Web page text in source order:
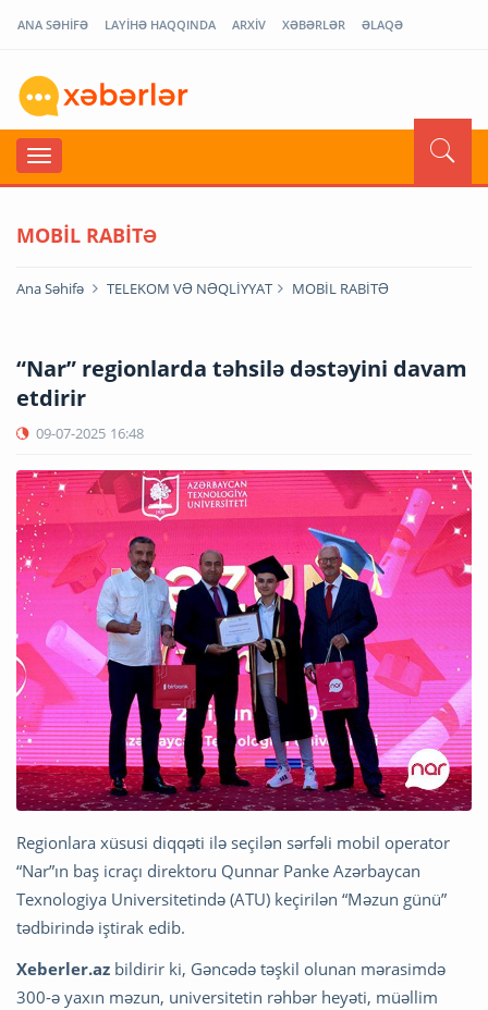
ANA SƏHİFƏ LAYİHƏ HAQQINDA ARXİV XƏBƏRLƏR ƏLAQƏ
MOBİL RABİTƏ
Ana Səhifə TELEKOM VƏ NƏQLİYYAT MOBİL RABİTƏ
“Nar” regionlarda təhsilə dəstəyini davam
etdirir
09-07-2025 16:48
Regionlara xüsusi diqqəti ilə seçilən sərfəli mobil operator
“Nar”ın baş icraçı direktoru Qunnar Panke Azərbaycan
Texnologiya Universitetində (ATU) keçirilən “Məzun günü”
tədbirində iştirak edib.
Xeberler.az bildirir ki, Gəncədə təşkil olunan mərasimdə
300-ə yaxın məzun, universitetin rəhbər heyəti, müəllim